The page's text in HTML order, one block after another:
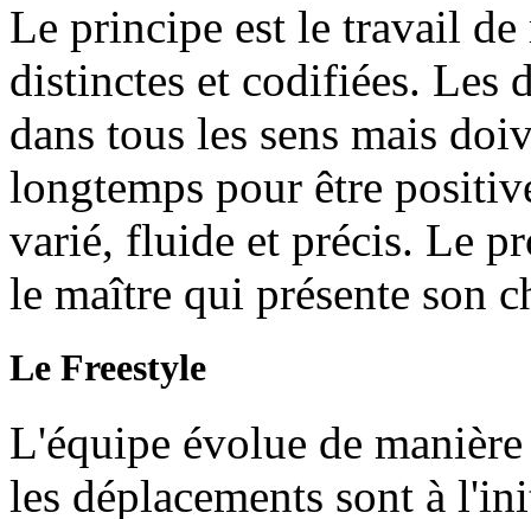
Le principe est le travail
distinctes et codifiées. Les
dans tous les sens mais
longtemps pour être
varié, fluide et précis. Le
le maître qui présente son
Le Freestyle
L'équipe évolue de
les déplacements sont à